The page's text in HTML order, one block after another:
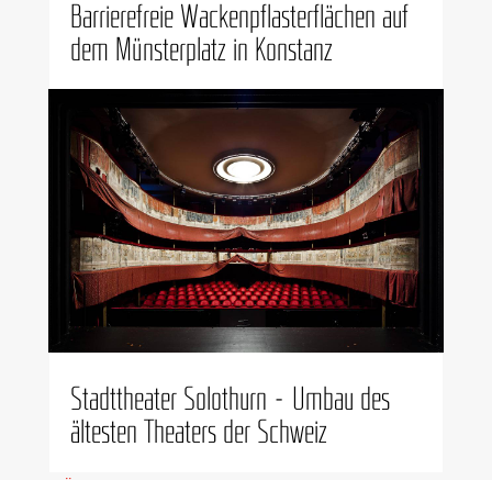
Bar­rie­re­freie Wacken­pflas­ter­flä­chen auf
dem Müns­ter­platz in Konstanz
Stadt­thea­ter Solo­thurn – Umbau des
ältes­ten Thea­ters der Schweiz